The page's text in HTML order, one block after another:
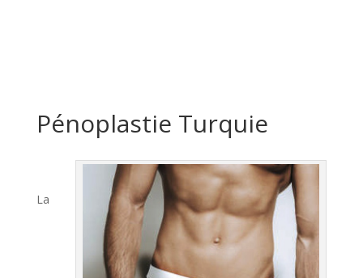
Pénoplastie Turquie
La